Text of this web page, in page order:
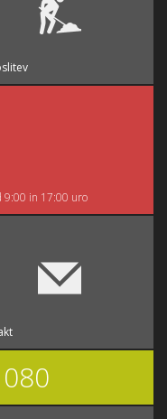
9:00 in 17:00 uro